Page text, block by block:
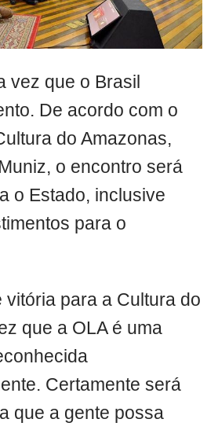
vez que o Brasil
De acordo com o
do Amazonas,
o encontro será
o Estado, inclusive
para o
vitória para a Cultura do
que a OLA é uma
Certamente será
que a gente possa